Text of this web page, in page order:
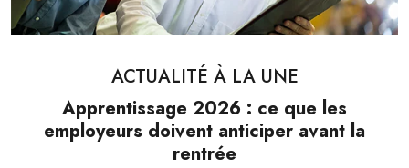
ACTUALITÉ À LA UNE
Apprentissage 2026 : ce que les
employeurs doivent anticiper avant la
rentrée